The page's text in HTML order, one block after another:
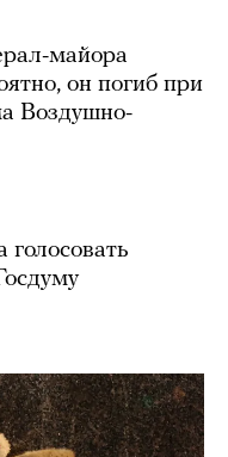
майора
он погиб при
Воздушно-